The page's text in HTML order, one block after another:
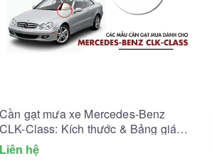
Cần gạt mưa xe Mercedes-Benz
CLK-Class: Kích thước & Bảng giá
mới nhất
Liên hệ